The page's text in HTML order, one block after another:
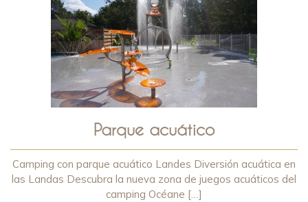
Parque acuático
Camping con parque acuático Landes Diversión acuática en
las Landas Descubra la nueva zona de juegos acuáticos del
camping Océane […]